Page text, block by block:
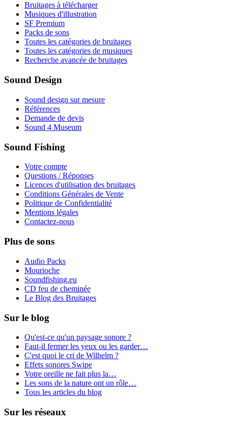
Bruitages à télécharger
Musiques d'illustration
SF Premium
Packs de sons
Toutes les catégories de bruitages
Toutes les catégories de musiques
Recherche avancée de bruitages
Sound Design
Sound design sur mesure
Références
Demande de devis
Sound 4 Museum
Sound Fishing
Votre compte
Questions / Réponses
Licences d'utilisation des bruitages
Conditions Générales de Vente
Politique de Confidentialité
Mentions légales
Contactez-nous
Plus de sons
Audio Packs
Mourioche
Soundfishing.eu
CD feu de cheminée
Le Blog des Bruitages
Sur le blog
Qu'est-ce qu'un paysage sonore ?
Faut-il fermer les yeux ou les garder…
C'est quoi le cri de Wilhelm ?
Effets sonores Swipe
Votre oreille ne fait plus la…
Les sons de la nature ont un rôle…
Tous les articles du blog
Sur les réseaux